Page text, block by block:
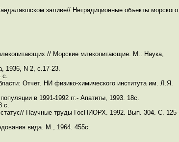
заливе// Нетрадиционные объекты морского
// Морские млекопитающие. М.: Наука,
1936, N 2, с.17-23.
с.
Отчет. НИ физико-химического института им. Л.Я.
в 1991-1992 гг.- Апатиты, 1993. 18с.
с.
статус// Научные труды ГосНИОРХ. 1992. Вып. 304. С. 125-
вида. М., 1964. 455с.